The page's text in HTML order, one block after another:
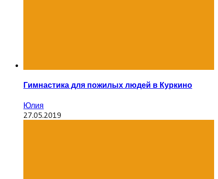
Гимнастика для пожилых людей в Куркино
Юлия
27.05.2019